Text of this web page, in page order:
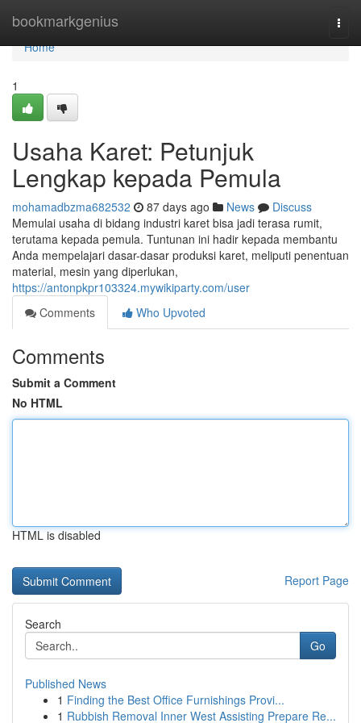
bookmarkgenius
Home
Home
1
Usaha Karet: Petunjuk
Lengkap kepada Pemula
mohamadbzma682532 87 days ago News
Discuss
Memulai usaha di bidang industri karet bisa jadi terasa rumit,
terutama kepada pemula. Tuntunan ini hadir kepada membantu
Anda mempelajari dasar-dasar produksi karet, meliputi penentuan
material, mesin yang diperlukan,
https://antonpkpr103324.mywikiparty.com/user
Comments
Who Upvoted
Comments
Submit a Comment
No HTML
HTML is disabled
Report Page
Search
Go
Published News
1 Finding the Best Office Furnishings Provi...
1 Rubbish Removal Inner West Assisting Prepare Re...